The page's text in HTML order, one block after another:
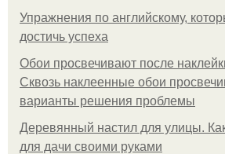
Упражнения по английскому,
достичь успеха
Обои просвечивают после
Сквозь наклеенные обои
варианты решения проблемы
Деревянный настил для улицы.
для дачи своими руками